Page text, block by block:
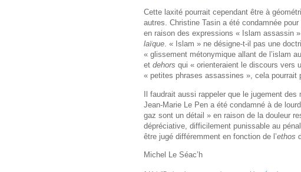
Cette laxité pourrait cependant être à
autres. Christine Tasin a été condamnée
en raison des expressions « Islam assassin
laïque. « Islam » ne désigne-t-il pas une
« glissement métonymique allant de l’islam
et dehors qui « orienteraient le discours vers
« petites phrases assassines », cela pourrait
Il faudrait aussi rappeler que le jugement
Jean-Marie Le Pen a été condamné à de
gaz sont un détail » en raison de la douleur
dépréciative, difficilement punissable au
être jugé différemment en fonction de l’ethos
Michel Le Séac’h